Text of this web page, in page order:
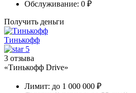
Обслуживание: 0 ₽
Получить деньги
Тинькофф
5
3 отзыва
«Тинькофф Drive»
Лимит: до 1 000 000 ₽